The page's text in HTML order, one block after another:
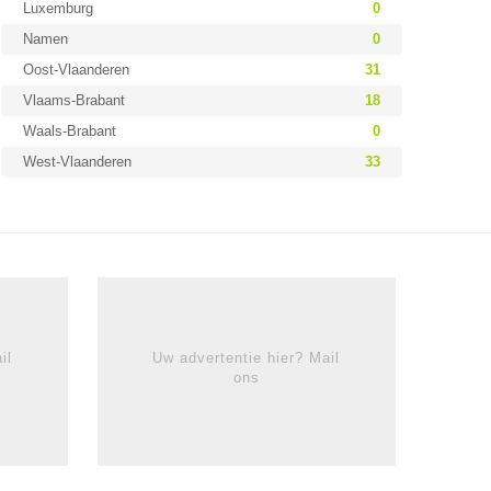
Luxemburg
0
Namen
0
Oost-Vlaanderen
31
Vlaams-Brabant
18
Waals-Brabant
0
West-Vlaanderen
33
Uw advertentie hier? Mail
ons